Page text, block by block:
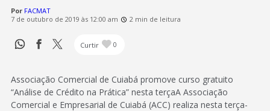
Por FACMAT
7 de outubro de 2019 às 12:00 am
2 min de leitura
Curtir 0
Associação Comercial de Cuiabá promove curso gratuito
“Análise de Crédito na Prática” nesta terçaA Associação
Comercial e Empresarial de Cuiabá (ACC) realiza nesta terça-